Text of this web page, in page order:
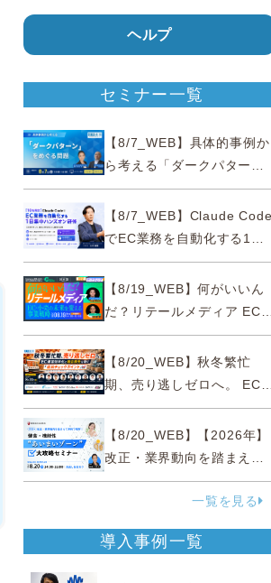
ヘルプ
セミナー一覧
【8/7_WEB】具体的事例か
ら考える「ダークパター
ン」をめぐる問題【薬事法
広告研究所×通販通信
ECMO】
【8/7_WEB】Claude Code
でEC業務を自動化する1日
集中ハンズオン研修【10名
限定・東京三田】
【8/19_WEB】何がいいん
だ？リテールメディア EC・
小売の未来を変える事業戦
略【8/20_WEB】秋冬繁忙
期、売り逃しゼロへ。 EC運
営効率化と機会損失を防ぐ
『直前チェックポイント』
【8/20_WEB】【2026年】
改正・業界動向を踏まえて
事例で理解 健食・機能
性“あいまいゾーン”大攻略セ
一覧を見る
導入事例一覧